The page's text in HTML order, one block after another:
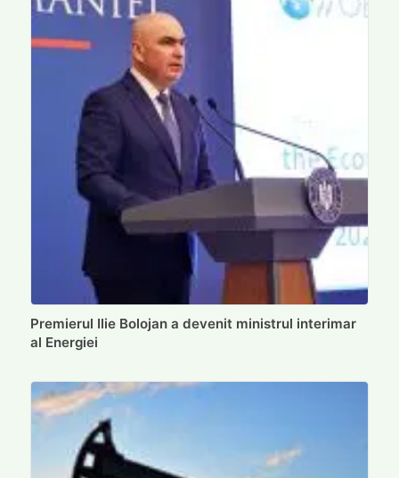
Premierul Ilie Bolojan a devenit ministrul interimar
al Energiei